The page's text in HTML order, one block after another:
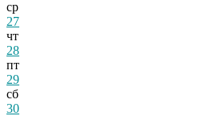
ср
27
чт
28
пт
29
сб
30